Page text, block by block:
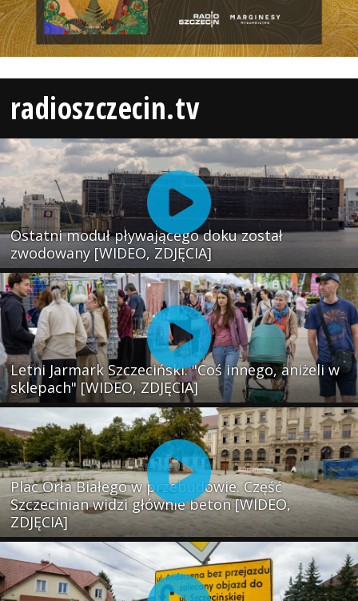
radioszczecin.tv
Ostatni moduł pływającego doku został
zwodowany [WIDEO, ZDJĘCIA]
Letni Jarmark Szczeciński. "Coś innego, aniżeli w
sklepach" [WIDEO, ZDJĘCIA]
Plac Orła Białego w przebudowie. Część
Szczecinian widzi głównie beton [WIDEO,
ZDJĘCIA]